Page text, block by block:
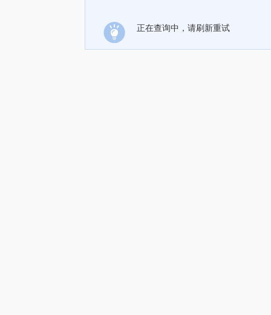
正在查询中，请刷新重试